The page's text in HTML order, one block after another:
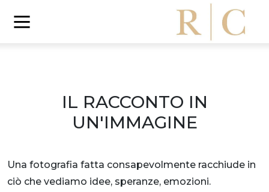
IL RACCONTO IN
UN'IMMAGINE
Una fotografia fatta consapevolmente racchiude in
ciò che vediamo idee, speranze, emozioni.